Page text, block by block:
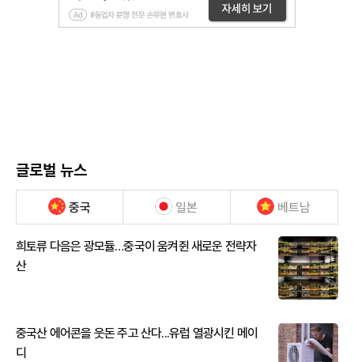
글로벌 뉴스
중국 일본 베트남
희토류 다음은 광모듈…중국이 움켜쥔 새로운 전략자
산
중국산 에어콘을 웃돈 주고 산다...유럽 열광시킨 메이
디